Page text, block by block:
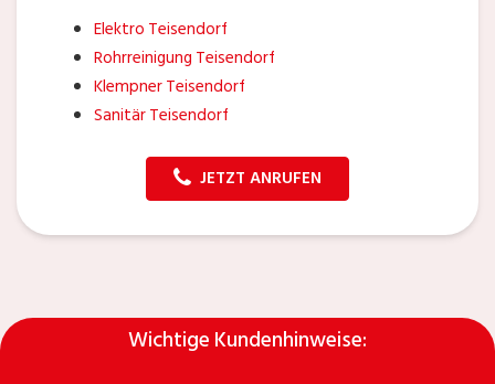
Elektro Teisendorf
Rohrreinigung Teisendorf
Klempner Teisendorf
Sanitär Teisendorf
JETZT ANRUFEN
Wichtige Kundenhinweise: